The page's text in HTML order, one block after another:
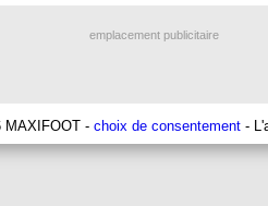
emplacement publicitaire
MAXIFOOT - choix de consentement -